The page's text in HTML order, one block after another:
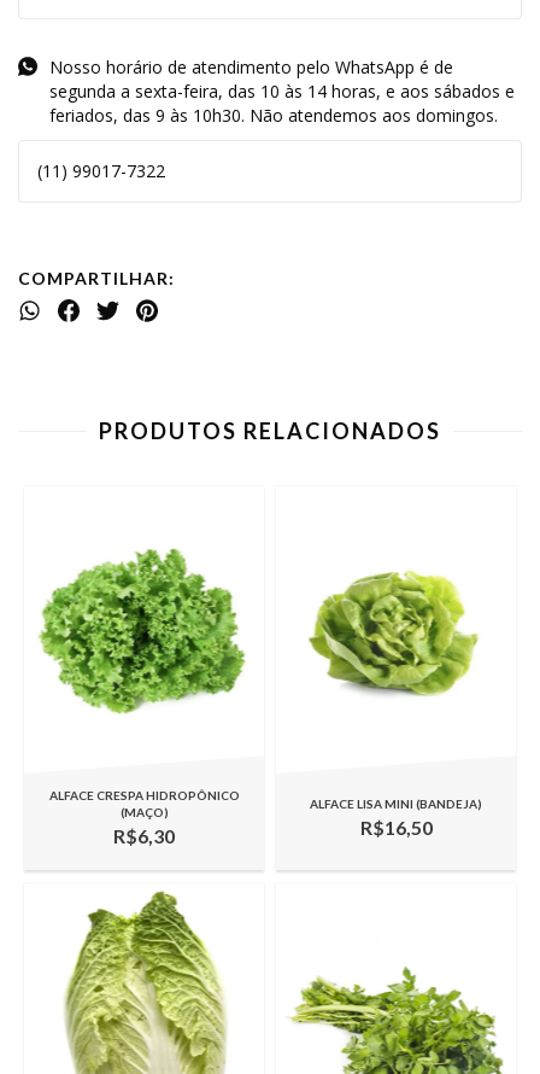
Nosso horário de atendimento pelo WhatsApp é de
segunda a sexta-feira, das 10 às 14 horas, e aos sábados e
feriados, das 9 às 10h30. Não atendemos aos domingos.
(11) 99017-7322
COMPARTILHAR:
PRODUTOS RELACIONADOS
ALFACE CRESPA HIDROPÔNICO
(MAÇO)
R$6,30
ALFACE LISA MINI (BANDEJA)
R$16,50